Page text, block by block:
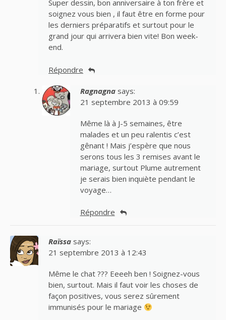
Super dessin, bon anniversaire à ton frère et
soignez vous bien , il faut être en forme pour
les derniers préparatifs et surtout pour le
grand jour qui arrivera bien vite! Bon week-
end.
Répondre
Ragnagna says:
21 septembre 2013 à 09:59
Même là à J-5 semaines, être
malades et un peu ralentis c’est
gênant ! Mais j’espère que nous
serons tous les 3 remises avant le
mariage, surtout Plume autrement
je serais bien inquiète pendant le
voyage…
Répondre
Raïssa says:
21 septembre 2013 à 12:43
Même le chat ??? Eeeeh ben ! Soignez-vous
bien, surtout. Mais il faut voir les choses de
façon positives, vous serez sûrement
immunisés pour le mariage